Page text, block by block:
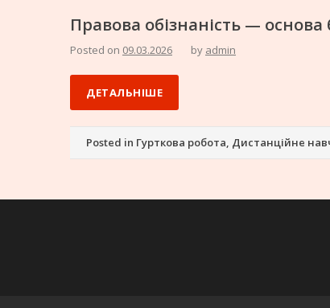
Правова обізнаність — основа
Posted on 09.03.2026 by admin
ДЕТАЛЬНІШЕ
Posted in Гурткова робота, Дистанційне